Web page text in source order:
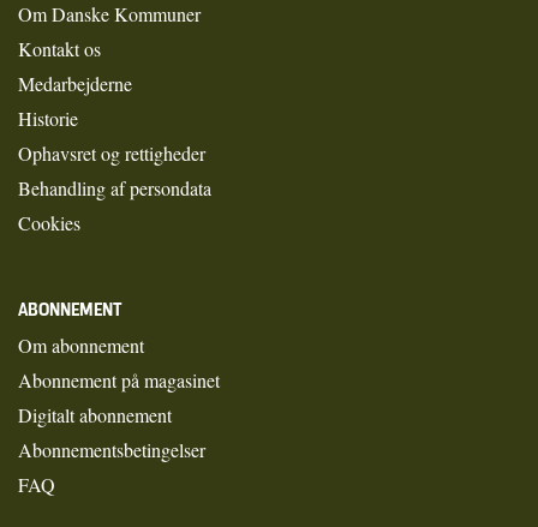
Om Danske Kommuner
Kontakt os
Medarbejderne
Historie
Ophavsret og rettigheder
Behandling af persondata
Cookies
ABONNEMENT
Om abonnement
Abonnement på magasinet
Digitalt abonnement
Abonnementsbetingelser
FAQ